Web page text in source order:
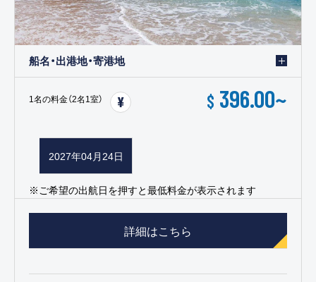
船名・出港地・寄港地
1名の料金（2名1室） $ 396.00~
2027年04月24日
※ご希望の出航日を押すと最低料金が表示されます
詳細はこちら